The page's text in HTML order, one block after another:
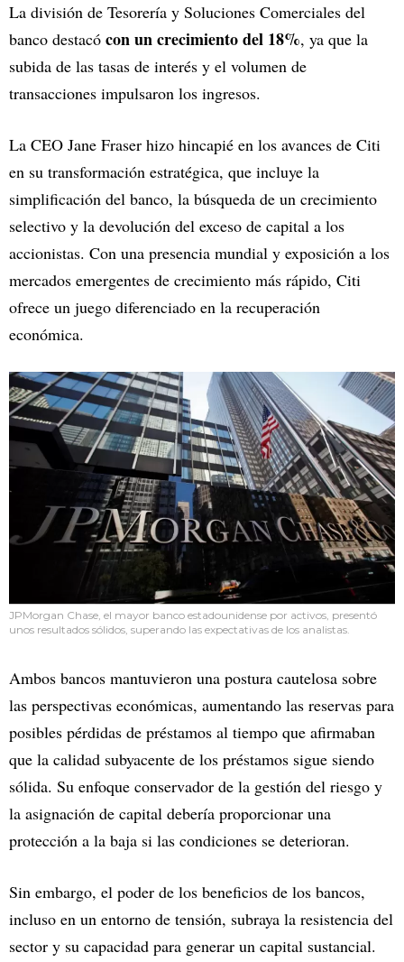
La división de Tesorería y Soluciones Comerciales del
banco destacó con un crecimiento del 18%, ya que la
subida de las tasas de interés y el volumen de
transacciones impulsaron los ingresos.
La CEO Jane Fraser hizo hincapié en los avances de Citi
en su transformación estratégica, que incluye la
simplificación del banco, la búsqueda de un crecimiento
selectivo y la devolución del exceso de capital a los
accionistas. Con una presencia mundial y exposición a los
mercados emergentes de crecimiento más rápido, Citi
ofrece un juego diferenciado en la recuperación
económica.
JPMorgan Chase, el mayor banco estadounidense por activos, presentó
unos resultados sólidos, superando las expectativas de los analistas.
Ambos bancos mantuvieron una postura cautelosa sobre
las perspectivas económicas, aumentando las reservas para
posibles pérdidas de préstamos al tiempo que afirmaban
que la calidad subyacente de los préstamos sigue siendo
sólida. Su enfoque conservador de la gestión del riesgo y
la asignación de capital debería proporcionar una
protección a la baja si las condiciones se deterioran.
Sin embargo, el poder de los beneficios de los bancos,
incluso en un entorno de tensión, subraya la resistencia del
sector y su capacidad para generar un capital sustancial.